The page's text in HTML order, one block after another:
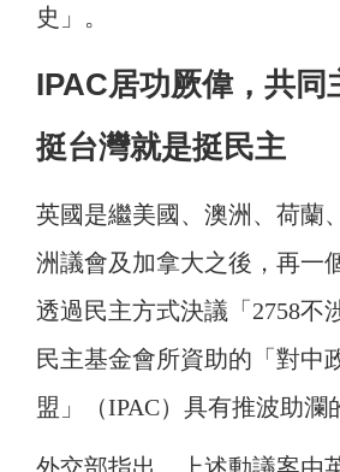
史」。
IPAC居功厥偉，共同
挺台灣就是挺民主
英國是繼美國、澳洲、荷蘭
洲議會及加拿大之後，再一
透過民主方式決議「2758不
民主基金會所資助的「對中
盟」（IPAC）具有推波助瀾